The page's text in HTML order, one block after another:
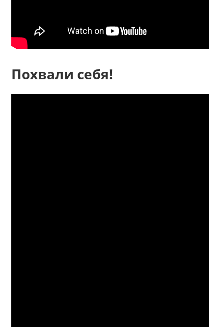
Похвали себя!